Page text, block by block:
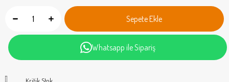
Whatsapp ile Sipariş